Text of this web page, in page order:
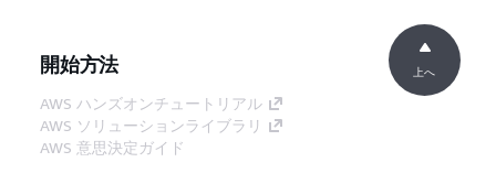
開始方法
AWS ハンズオンチュートリアル
AWS ソリューションライブラリ
AWS 意思決定ガイド
上へ